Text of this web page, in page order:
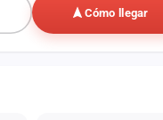
Cómo llegar